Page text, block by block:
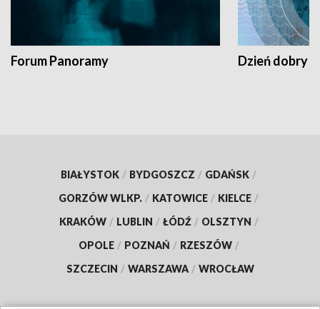
Forum Panoramy Dzień dobry
BIAŁYSTOK / BYDGOSZCZ / GDAŃSK /
GORZÓW WLKP. / KATOWICE / KIELCE /
KRAKÓW / LUBLIN / ŁÓDŹ / OLSZTYN /
OPOLE / POZNAŃ / RZESZÓW /
SZCZECIN / WARSZAWA / WROCŁAW